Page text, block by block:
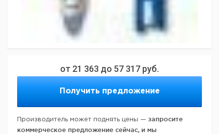
от 21 363 до 57 317 руб.
Получить предложение
Производитель может поднять цены — запросите
коммерческое предложение сейчас, и мы